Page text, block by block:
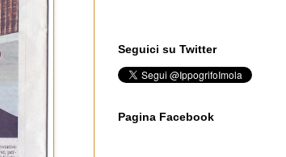
Seguici su Twitter
Pagina Facebook